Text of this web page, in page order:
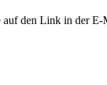
den Link in der E-